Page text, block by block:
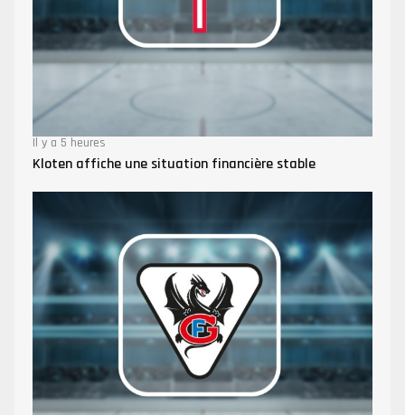
Il y a 5 heures
Kloten affiche une situation financière stable